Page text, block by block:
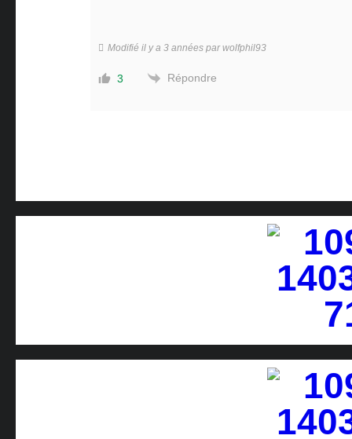
Modifié il y a 3 années par wolfphil93
3 Répondre